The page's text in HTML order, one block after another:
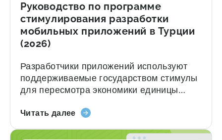
Руководство по программе
стимулирования разработки
мобильных приложений в Турции
(2026)
Разработчики приложений используют
поддерживаемые государством стимулы
для пересмотра экономики единицы
аналитических решений. Введение: это
стимулирования разработки мобильных
Читать далеео